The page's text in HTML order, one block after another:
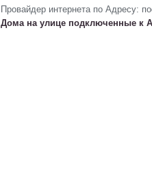
Провайдер интернета по Адресу:
Дома на улице подключенные к